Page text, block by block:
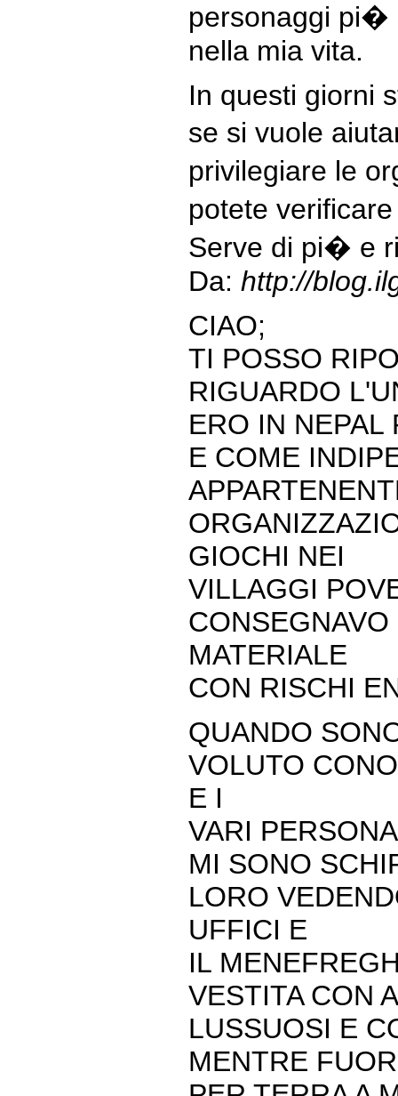
personaggi pi�
nella mia vita.
In questi giorni
se si vuole
privilegiare le
potete
Serve di pi� e
Da: http://
CIAO;
TI POSSO
RIGUARDO
ERO IN NEPAL
E COME
GIOCHI NEI
VILLAGGI
MATERIALE
CON RISCHI
QUANDO
VOLUTO
E I
VARI
MI SONO
LORO
UFFICI E
IL
VESTITA CON
LUSSUOSI E
MENTRE